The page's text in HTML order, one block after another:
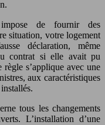
de fournir des
situation, votre logement
déclaration, même
contrat si elle avait pu
s’applique avec une
aux caractéristiques
tous les changements
L’installation d’une